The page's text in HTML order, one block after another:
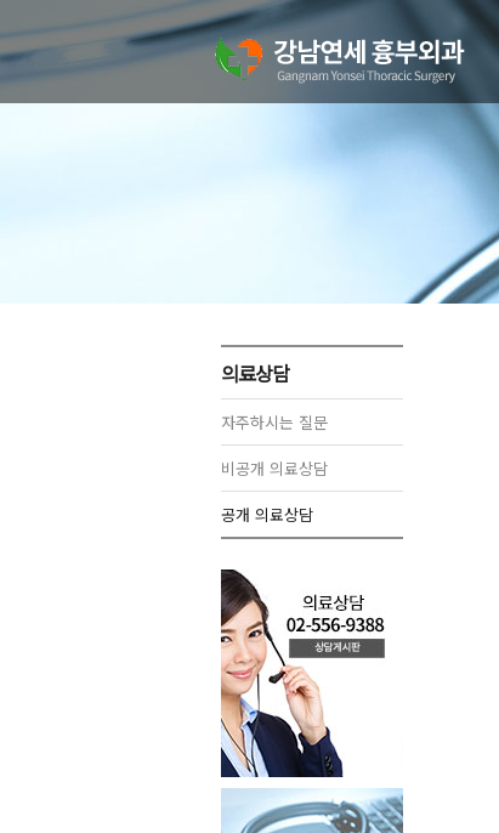
의료상담
자주하시는 질문
비공개 의료상담
공개 의료상담